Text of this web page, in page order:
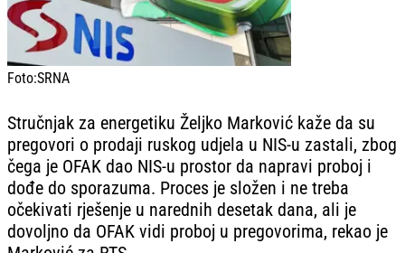
Foto:SRNA
Stručnjak za energetiku Željko Marković kaže da su
pregovori o prodaji ruskog udjela u NIS-u zastali, zbog
čega je OFAK dao NIS-u prostor da napravi proboj i
dođe do sporazuma. Proces je složen i ne treba
očekivati rješenje u narednih desetak dana, ali je
dovoljno da OFAK vidi proboj u pregovorima, rekao je